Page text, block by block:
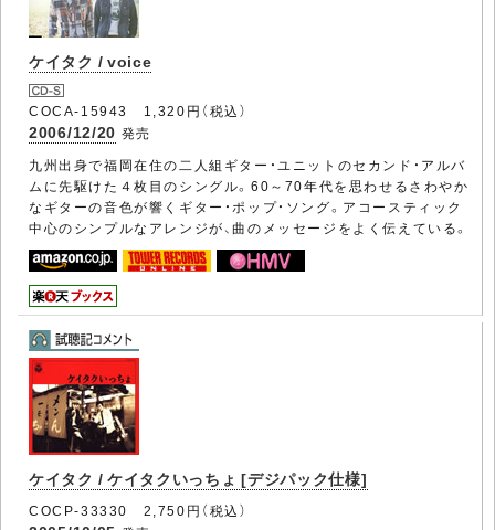
ケイタク / voice
COCA-15943 1,320円（税込）
2006/12/20 発売
九州出身で福岡在住の二人組ギター・ユニットのセカンド・アルバ
ムに先駆けた４枚目のシングル。60～70年代を思わせるさわやか
なギターの音色が響くギター・ポップ・ソング。アコースティック
中心のシンプルなアレンジが、曲のメッセージをよく伝えている。
ケイタク / ケイタクいっちょ [デジパック仕様]
COCP-33330 2,750円（税込）